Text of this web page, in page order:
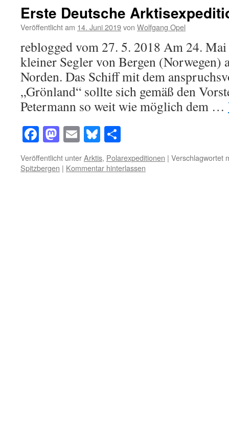
Erste Deutsche
Veröffentlicht am 14. Juni 2019von Wolfgang Opel
reblogged vom 27. 5. 2018 Am 24.
kleiner Segler von Bergen (Norwegen)
Norden. Das Schiff mit dem
„Grönland“ sollte sich gemäß den
Petermann so weit wie möglich dem …
Facebook
Mastodon
EmailBluesky
Veröffentlicht unterArktis, Polarexpeditionen | Verschlagwortet
Spitzbergen | Kommentar hinterlassen